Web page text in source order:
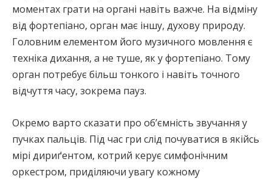
моментах грати на органі навіть важче. На відміну
від фортепіано, орган має іншу, духову природу.
Головним елементом його музичного мовлення є
техніка дихання, а не туше, як у фортепіано. Тому
орган потребує більш тонкого і навіть точного
відчуття часу, зокрема пауз.
Окремо варто сказати про обʼємність звучання у
пучках пальців. Під час гри слід почуватися в якійсь
мірі дириґентом, котрий керує симфонічним
оркестром, приділяючи увагу кожному